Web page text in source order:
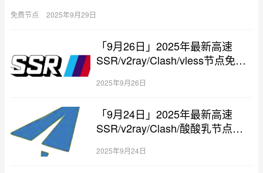
免费节点 2025年9月29日
「9月26日」2025年最新高速
SSR/v2ray/Clash/vless节点免费
2025年9月26日
「9月24日」2025年最新高速
SSR/v2ray/Clash/酸酸乳节点免
2025年9月24日